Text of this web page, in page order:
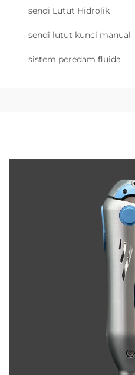
sendi Lutut Hidrolik
sendi lutut kunci manual
sistem peredam fluida